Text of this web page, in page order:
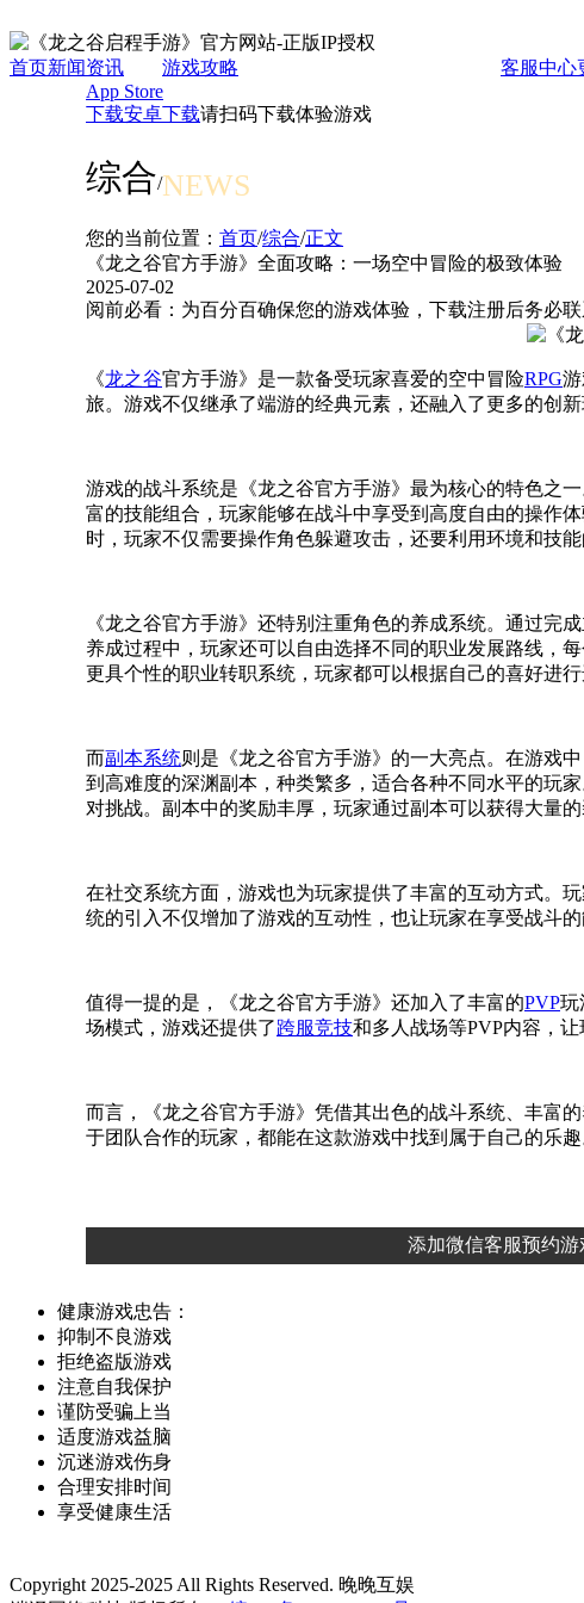
首页新闻资讯 游戏攻略 客服中心
App Store
下载安卓下载请扫码下载体验游戏
综合/NEWS
您的当前位置： 首页/综合/正文
《龙之谷官方手游》全面攻略：一场空中冒险的极致体验
2025-07-02
阅前必看：为百分百确保您的游戏体验，下载注册后务必
《龙之谷官方手游》是一款备受玩家喜爱的空中冒险RPG
旅。游戏不仅继承了端游的经典元素，还融入了更多的创
游戏的战斗系统是《龙之谷官方手游》最为核心的特色之
富的技能组合，玩家能够在战斗中享受到高度自由的操作
时，玩家不仅需要操作角色躲避攻击，还要利用环境和技
《龙之谷官方手游》还特别注重角色的养成系统。通过完
养成过程中，玩家还可以自由选择不同的职业发展路线，
更具个性的职业转职系统，玩家都可以根据自己的喜好进
而副本系统则是《龙之谷官方手游》的一大亮点。在游戏
到高难度的深渊副本，种类繁多，适合各种不同水平的玩
对挑战。副本中的奖励丰厚，玩家通过副本可以获得大量
在社交系统方面，游戏也为玩家提供了丰富的互动方式。
统的引入不仅增加了游戏的互动性，也让玩家在享受战斗
值得一提的是，《龙之谷官方手游》还加入了丰富的PVP玩
场模式，游戏还提供了跨服竞技和多人战场等PVP内容，
而言，《龙之谷官方手游》凭借其出色的战斗系统、丰富
于团队合作的玩家，都能在这款游戏中找到属于自己的乐
添加微信客服预约
健康游戏忠告：
抑制不良游戏
拒绝盗版游戏
注意自我保护
谨防受骗上当
适度游戏益脑
沉迷游戏伤身
合理安排时间
享受健康生活
Copyright 2025-2025 All Rights Reserved. 晚晚互娱